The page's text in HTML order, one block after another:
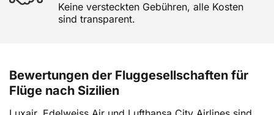
Keine versteckten Gebühren, alle Kosten
sind transparent.
Bewertungen der Fluggesellschaften für
Flüge nach Sizilien